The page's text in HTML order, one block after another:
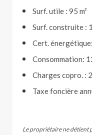
Surf. utile : 95 m²
Surf. construite :
Cert.
Consommation:
Charges copro. :
Taxe foncière
Le propriétaire ne détient